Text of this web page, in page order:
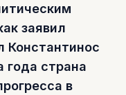
заявил
Константинос
года страна
в